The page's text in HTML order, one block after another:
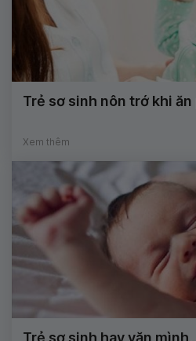
Trẻ sơ sinh nôn trớ khi ăn
Xem thêm
Trẻ sơ sinh hay vặn